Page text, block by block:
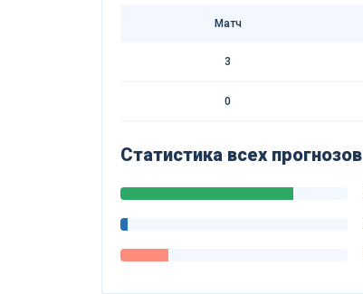
Матч
3
0
Статистика всех прогнозов